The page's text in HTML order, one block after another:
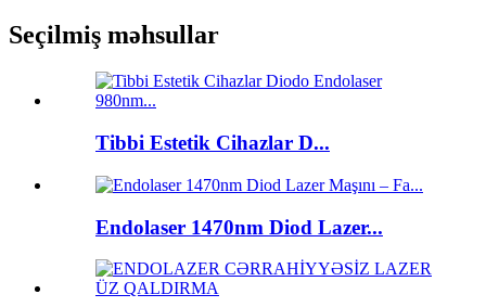
Seçilmiş məhsullar
Tibbi Estetik Cihazlar D...
Endolaser 1470nm Diod Lazer...